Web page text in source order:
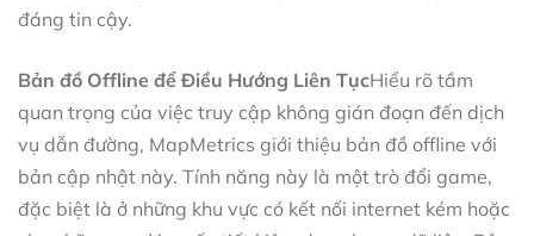
đáng tin cậy.
Bản đồ Offline để Điều Hướng Liên TụcHiểu rõ tầm
quan trọng của việc truy cập không gián đoạn đến dịch
vụ dẫn đường, MapMetrics giới thiệu bản đồ offline với
bản cập nhật này. Tính năng này là một trò đổi game,
đặc biệt là ở những khu vực có kết nối internet kém hoặc